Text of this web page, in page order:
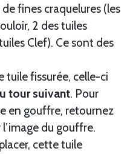
fines craquelures (les
2 des tuiles
Clef). Ce sont des
tuile fissurée, celle-ci
tour suivant. Pour
en gouffre, retournez
du gouffre.
cette tuile